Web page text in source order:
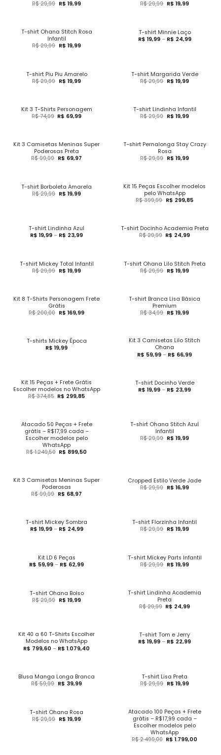
R$29,99 R$ 19,99
R$29,99 R$ 19,99
T-shirt Ohana Stitch Rosa
Infantil
R$29,99 R$ 19,99
T-shirt Minnie Laço
R$ 19,99– R$ 24,99
T-shirt Piu Piu Amarelo
R$29,99 R$ 19,99
T-shirt Margarida Verde
R$29,99 R$ 19,99
Kit 3 T-Shirts Personagem
R$74,99 R$ 69,99
T-shirt Lindinha Infantil
R$29,99 R$ 19,99
Kit 3 Camisetas Meninas Super
Poderosas Preta
R$99,99 R$ 69,97
T-shirt Pernalonga Stay Crazy
Rosa
R$29,99 R$ 19,99
T-shirt Borboleta Amarela
R$29,99 R$ 19,99
Kit 15 Peças Escolher modelos
pelo WhatsApp
R$399,99 R$ 299,85
T-shirt Lindinha Azul
R$ 19,99 – R$ 23,99
T-shirt Docinho Academia Preta
R$29,99 R$ 24,99
T-shirt Mickey Total Infantil
R$29,99 R$ 19,99
T-shirt Ohana Lilo Stitch Preta
R$29,99 R$ 19,99
Kit 8 T-Shirts Personagem Frete
Grátis
R$200,00 R$ 169,99
T-shirt Branca Lisa Básica
Premium
R$34,99 R$ 19,99
T-shirts Mickey Época
R$ 19,99
Kit 3 Camisetas Lilo Stitch
Ohana
R$ 59,99 – R$ 66,99
Kit 15 Peças + Frete Grátis
Escolher modelos no WhatsApp
R$374,85 R$ 299,85
T-shirt Docinho Verde
R$ 19,99 – R$ 23,99
Atacado 50 Peças + Frete
grátis – R$17,99 cada –
Escolher modelos pelo
WhatsApp
R$1.249,50 R$ 899,50
T-shirt Ohana Stitch Azul
Infantil
R$29,99 R$ 19,99
Kit 3 Camisetas Meninas Super
Poderosas
R$99,99 R$ 68,97
Cropped Estilo Verde Jade
R$29,99 R$ 16,99
T-shirt Mickey Sombra
R$ 19,99– R$ 24,99
T-shirt Florzinha Infantil
R$29,99 R$ 19,99
Kit LD 6 Peças
R$ 59,99 – R$ 62,99
T-shirt Mickey Parts Infantil
R$29,99 R$ 19,99
T-shirt Ohana Bolso
R$29,99 R$ 19,99
T-shirt Lindinha Academia
Preta
R$29,99 R$ 24,99
Kit 40 a 60 T-Shirts Escolher
Modelos no WhatsApp
R$ 799,60 – R$ 1.079,40
T-shirt Tom e Jerry
R$ 19,99 – R$ 22,99
Blusa Manga Longa Branca
R$59,99 R$ 39,99
T-shirt Lisa Preta
R$29,99 R$ 19,99
T-shirt Ohana Rosa
R$29,99 R$ 19,99
Atacado 100 Peças + Frete
grátis – R$17,99 cada –
Escolher modelos pelo
WhatsApp
R$2.499,00 R$ 1.799,00